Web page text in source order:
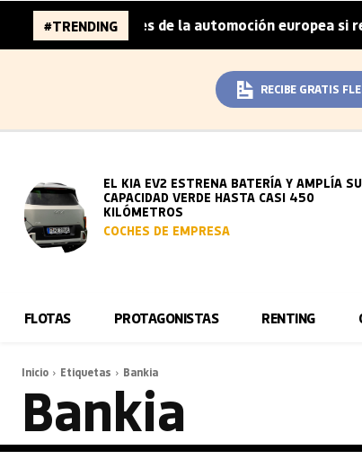
#TRENDING
96.000 millones de la automoción europea si
RECIBE GRATIS
EL KIA EV2 ESTRENA BATERÍA Y AMPLÍA SU
CAPACIDAD VERDE HASTA CASI 450
KILÓMETROS
COCHES DE EMPRESA
FLOTAS PROTAGONISTAS RENTING
Inicio Etiquetas Bankia
Bankia